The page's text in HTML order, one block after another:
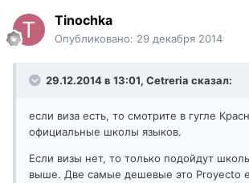
Tinochka
Опубликовано: 29 декабря 2014
29.12.2014 в 13:01, Cetreria сказал:
если виза есть, то смотрите в гугле
официальные школы языков.
Если визы нет, то только подойдут
выше. Две самые дешевые это Proyecto